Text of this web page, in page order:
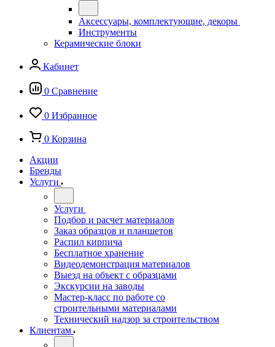
Аксессуары, комплектующие, декоры
Инструменты
Керамические блоки
Кабинет
0 Сравнение
0 Избранное
0 Корзина
Акции
Бренды
Услуги
Услуги
Подбор и расчет материалов
Заказ образцов и планшетов
Распил кирпича
Бесплатное хранение
Видеодемонстрация материалов
Выезд на объект с образцами
Экскурсии на заводы
Мастер-класс по работе со
строительными материалами
Технический надзор за строительством
Клиентам